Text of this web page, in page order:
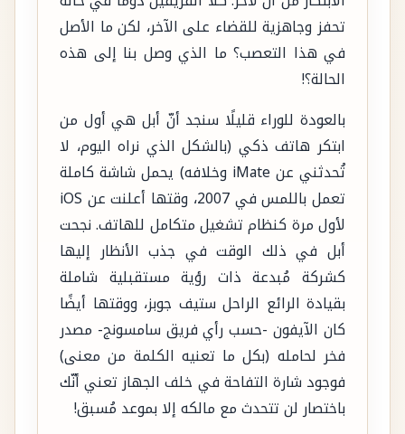
تحفز وجاهزية للقضاء على الآخر، لكن ما الأصل
في هذا التعصب؟ ما الذي وصل بنا إلى هذه
الحالة؟!
بالعودة للوراء قليلًا سنجد أنّ أبل هي أول من
ابتكر هاتف ذكي (بالشكل الذي نراه اليوم، لا
تُحدثني عن iMate وخلافه) يحمل شاشة كاملة
تعمل باللمس في 2007، وقتها أعلنت عن iOS
لأول مرة كنظام تشغيل متكامل للهاتف. نجحت
أبل في ذلك الوقت في جذب الأنظار إليها
كشركة مُبدعة ذات رؤية مستقبلية شاملة
بقيادة الرائع الراحل ستيف جوبز، ووقتها أيضًا
كان الآيفون -حسب رأي فريق سامسونج- مصدر
فخر لحامله (بكل ما تعنيه الكلمة من معنى)
فوجود شارة التفاحة في خلف الجهاز تعني أنّك
باختصار لن تتحدث مع مالكه إلا بموعد مُسبق!